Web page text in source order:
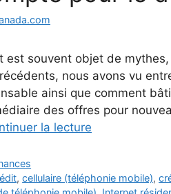
est souvent objet de
nous avons vu
ainsi que comment
des offres pour
la lecture
,cellulaire (téléphonie mobile),